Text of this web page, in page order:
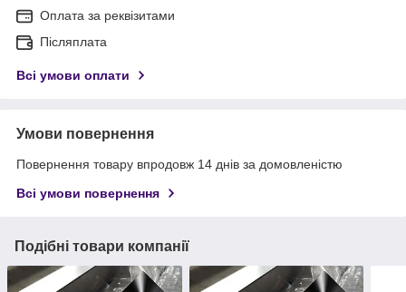
Оплата за реквізитами
Післяплата
Всі умови оплати
Умови повернення
Повернення товару впродовж 14 днів за домовленістю
Всі умови повернення
Подібні товари компанії